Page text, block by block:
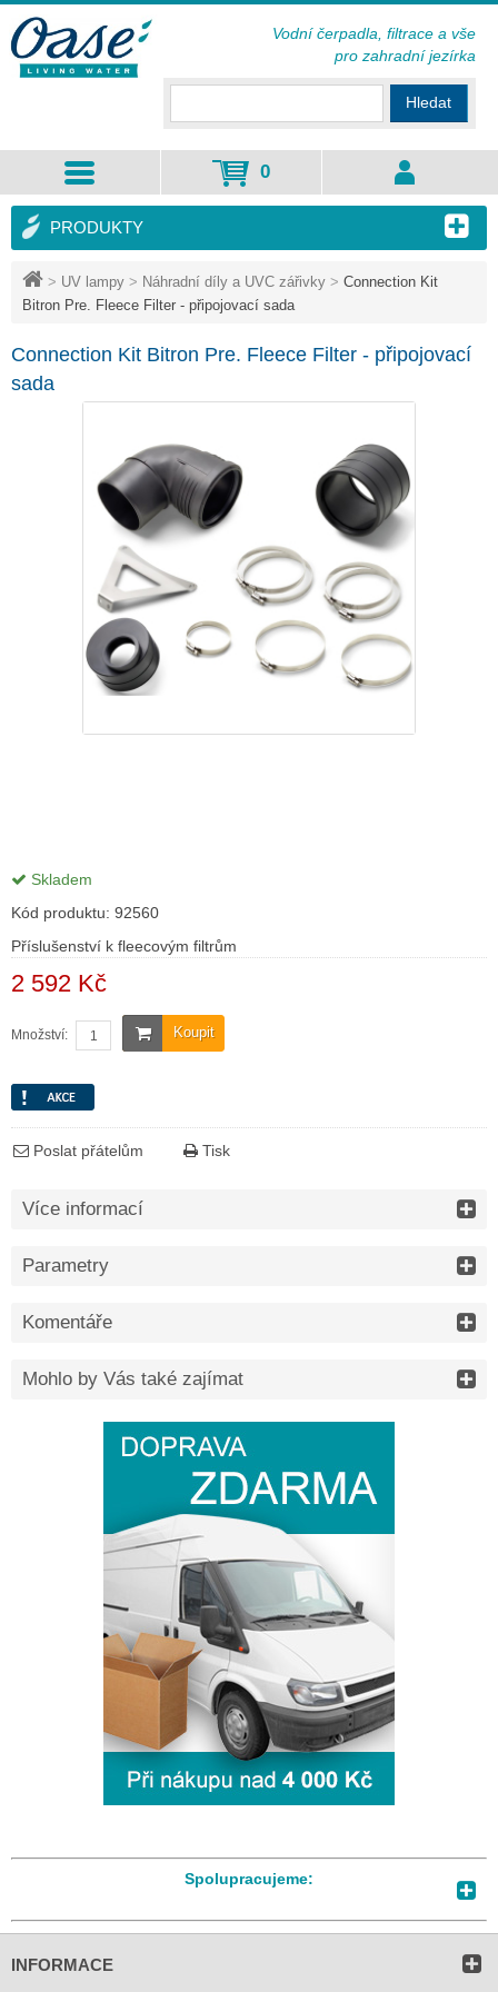
> UV lampy > Náhradní díly a UVC zářivky > Connection Kit
Bitron Pre. Fleece Filter - připojovací sada
Connection Kit Bitron Pre. Fleece Filter - připojovací
sada
Skladem
Kód produktu: 92560
Příslušenství k fleecovým filtrům
2 592 Kč
Koupit
Množství:
Poslat přátelům Tisk
Více informací
Parametry
Komentáře
Mohlo by Vás také zajímat
PRODUKTY
Spolupracujeme:
Hledat
0
Vodní čerpadla, filtrace a vše
pro zahradní jezírka
INFORMACE